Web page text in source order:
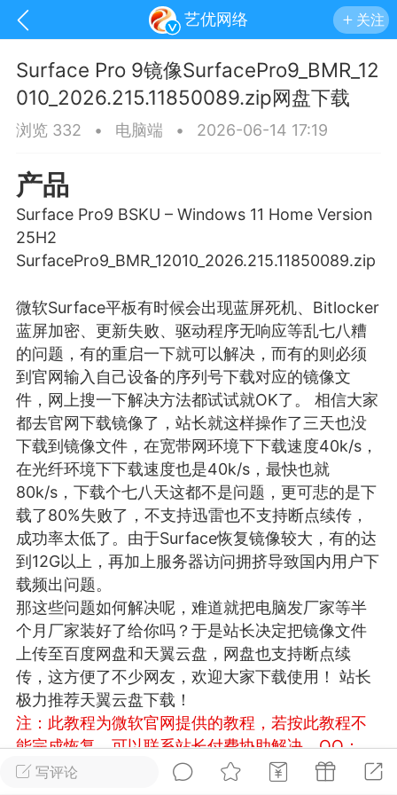
艺优网络 关注
手机 系统 网站
游戏 兴趣 美图
问答 闲谈 官方
任务
网络
VIP 7
29 21:24
电脑端 Surface Laptop Go 2
Laptop Go 2镜像
网盘下载
Laptop Go 2 i5/8/128 – Windows
写评论
Surface Pro 9镜像SurfacePro9_BMR_12
010_2026.215.11850089.zip网盘下载
浏览 332 • 电脑端 • 2026-06-14 17:19
产品
Surface Pro9 BSKU – Windows 11 Home Version
25H2
SurfacePro9_BMR_12010_2026.215.11850089.zip
微软Surface平板有时候会出现蓝屏死机、Bitlocker
蓝屏加密、更新失败、驱动程序无响应等乱七八糟
的问题，有的重启一下就可以解决，而有的则必须
到官网输入自己设备的序列号下载对应的镜像文
件，网上搜一下解决方法都试试就OK了。 相信大家
都去官网下载镜像了，站长就这样操作了三天也没
下载到镜像文件，在宽带网环境下下载速度40k/s，
在光纤环境下下载速度也是40k/s，最快也就
80k/s，下载个七八天这都不是问题，更可悲的是下
载了80%失败了，不支持迅雷也不支持断点续传，
成功率太低了。由于Surface恢复镜像较大，有的达
到12G以上，再加上服务器访问拥挤导致国内用户下
载频出问题。
那这些问题如何解决呢，难道就把电脑发厂家等半
个月厂家装好了给你吗？于是站长决定把镜像文件
上传至百度网盘和天翼云盘，网盘也支持断点续
传，这方便了不少网友，欢迎大家下载使用！ 站长
极力推荐天翼云盘下载！
注：此教程为微软官网提供的教程，若按此教程不
能完成恢复，可以联系站长付费协助解决，QQ：
3326686660
温馨提示：若链接失效请及时留言反